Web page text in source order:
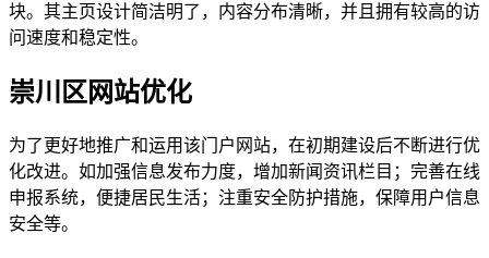
块。其主页设计简洁明了，内容分布清晰，并且拥有较高的访
问速度和稳定性。
崇川区网站优化
为了更好地推广和运用该门户网站，在初期建设后不断进行优
化改进。如加强信息发布力度，增加新闻资讯栏目；完善在线
申报系统，便捷居民生活；注重安全防护措施，保障用户信息
安全等。